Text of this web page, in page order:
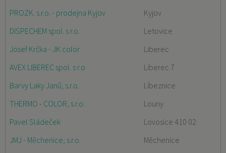
PROZK. s.r.o. - prodejna Kyjov
Kyjov
DISPECHEM spol. s r.o.
Letovice
Josef Krčka - JK color
Liberec
AVEX LIBEREC spol. s r.o
Liberec 7
Barvy Laky Janů, s.r.o.
Líbeznice
THERMO - COLOR, s.r.o.
Louny
Pavel Sládeček
Lovosice 410 02
JMJ - Měchenice, s.r.o.
Měchenice